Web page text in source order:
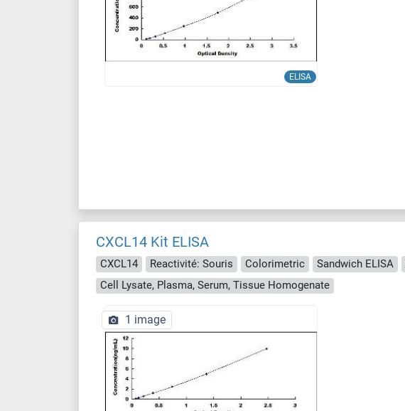
ELISA
CXCL14 Kit ELISA
CXCL14 Reactivité: Souris Colorimetric Sandwich ELISA
Cell Lysate, Plasma, Serum, Tissue Homogenate
1 image